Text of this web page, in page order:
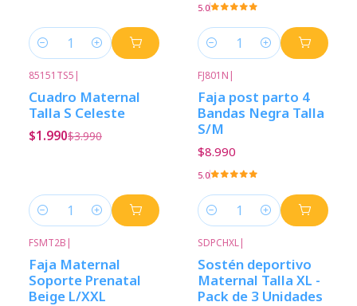
Cantidad
5.0
Cantidad
85151TS5 |
Cuadro Maternal
Talla S Celeste
$1.990$3.990
Cantidad
FJ801N |
Faja post parto 4
Bandas Negra Talla
S/M
$8.990
5.0
Cantidad
FSMT2B |
Faja Maternal
Soporte Prenatal
Beige L/XXL
SDPCHXL|
Sostén deportivo
Maternal Talla XL -
Pack de 3 Unidades